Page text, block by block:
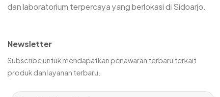
dan laboratorium terpercaya yang berlokasi di Sidoarjo.
Newsletter
Subscribe untuk mendapatkan penawaran terbaru terkait
produk dan layanan terbaru.